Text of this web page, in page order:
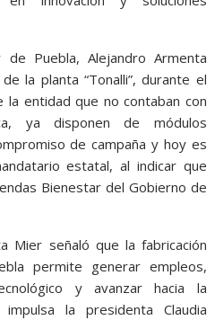
Puebla, Alejandro Armenta
la planta “Tonalli”, durante el
la entidad que no contaban con
ya disponen de módulos
de campaña y hoy es
estatal, al indicar que
Bienestar del Gobierno de
Mier señaló que la fabricación
permite generar empleos,
y avanzar hacia la
la presidenta Claudia